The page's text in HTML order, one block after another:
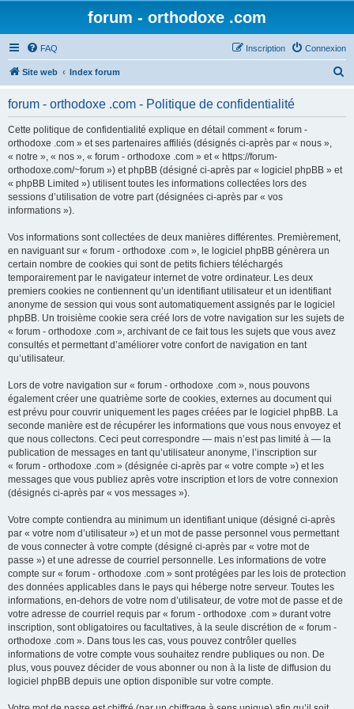
forum - orthodoxe .com
FAQ Connexion
Inscription
Site web Index forum
forum - orthodoxe .com - Politique de confidentialité
Cette politique de confidentialité explique en détail comment « forum -
orthodoxe .com » et ses partenaires affiliés (désignés ci-après par « nous »,
« notre », « nos », « forum - orthodoxe .com » et « https://forum-
orthodoxe.com/~forum ») et phpBB (désigné ci-après par « logiciel phpBB » et
« phpBB Limited ») utilisent toutes les informations collectées lors des
sessions d’utilisation de votre part (désignées ci-après par « vos
informations »).
Vos informations sont collectées de deux manières différentes. Premièrement,
en naviguant sur « forum - orthodoxe .com », le logiciel phpBB génèrera un
certain nombre de cookies qui sont de petits fichiers téléchargés
temporairement par le navigateur internet de votre ordinateur. Les deux
premiers cookies ne contiennent qu’un identifiant utilisateur et un identifiant
anonyme de session qui vous sont automatiquement assignés par le logiciel
phpBB. Un troisième cookie sera créé lors de votre navigation sur les sujets de
« forum - orthodoxe .com », archivant de ce fait tous les sujets que vous avez
consultés et permettant d’améliorer votre confort de navigation en tant
qu’utilisateur.
Lors de votre navigation sur « forum - orthodoxe .com », nous pouvons
également créer une quatrième sorte de cookies, externes au document qui
est prévu pour couvrir uniquement les pages créées par le logiciel phpBB. La
seconde manière est de récupérer les informations que vous nous envoyez et
que nous collectons. Ceci peut correspondre — mais n’est pas limité à — la
publication de messages en tant qu’utilisateur anonyme, l’inscription sur
« forum - orthodoxe .com » (désignée ci-après par « votre compte ») et les
messages que vous publiez après votre inscription et lors de votre connexion
(désignés ci-après par « vos messages »).
Votre compte contiendra au minimum un identifiant unique (désigné ci-après
par « votre nom d’utilisateur ») et un mot de passe personnel vous permettant
de vous connecter à votre compte (désigné ci-après par « votre mot de
passe ») et une adresse de courriel personnelle. Les informations de votre
compte sur « forum - orthodoxe .com » sont protégées par les lois de protection
des données applicables dans le pays qui héberge notre serveur. Toutes les
informations, en-dehors de votre nom d’utilisateur, de votre mot de passe et de
votre adresse de courriel requis par « forum - orthodoxe .com » durant votre
inscription, sont obligatoires ou facultatives, à la seule discrétion de « forum -
orthodoxe .com ». Dans tous les cas, vous pouvez contrôler quelles
informations de votre compte vous souhaitez rendre publiques ou non. De
plus, vous pouvez décider de vous abonner ou non à la liste de diffusion du
logiciel phpBB depuis une option disponible sur votre compte.